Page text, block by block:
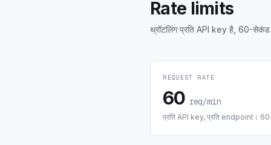
Rate limits
थ्रॉटलिंग प्रति API key है, 60-सेकंड
REQUEST RATE
60 req/min
प्रति API key, प्रति endpoint।